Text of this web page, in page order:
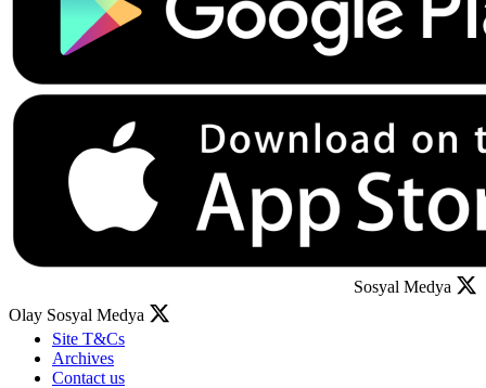
Sosyal Medya
Olay Sosyal Medya
Site T&Cs
Archives
Contact us